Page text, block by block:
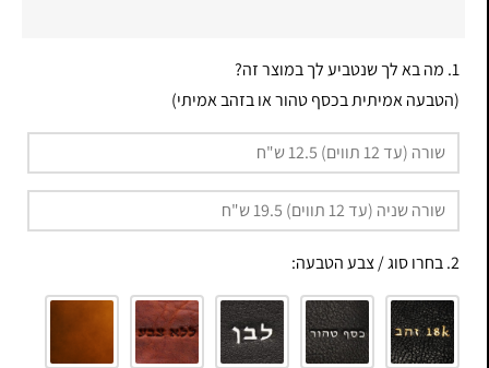
1. מה בא לך שנטביע לך במוצר זה?
(הטבעה אמיתית בכסף טהור או בזהב אמיתי)
2. בחרו סוג / צבע הטבעה: